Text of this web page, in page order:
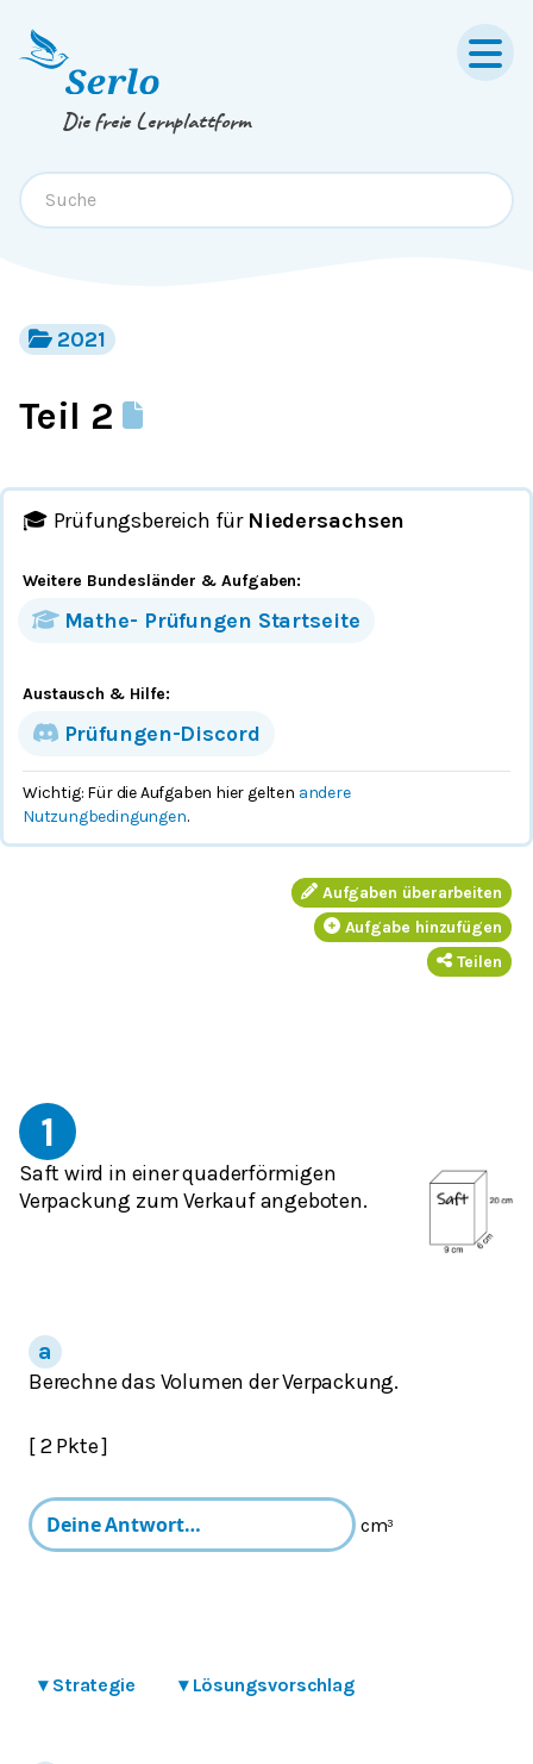
Springe zum
Die freie Lernplattform
2021
Teil 2
🎓 Prüfungsbereich für Niedersachsen
Weitere Bundesländer & Aufgaben:
Mathe- Prüfungen Startseite
Austausch & Hilfe:
Prüfungen-Discord
Wichtig: Für die Aufgaben hier gelten andere
Nutzungbedingungen.
Aufgaben überarbeiten
Aufgabe hinzufügen
Teilen
1
Saft wird in einer quaderförmigen
Verpackung zum Verkauf angeboten.
Berechne das Volumen der Verpackung.
[ 2 Pkte ]
cm³
▾ Strategie ▾ Lösungsvorschlag